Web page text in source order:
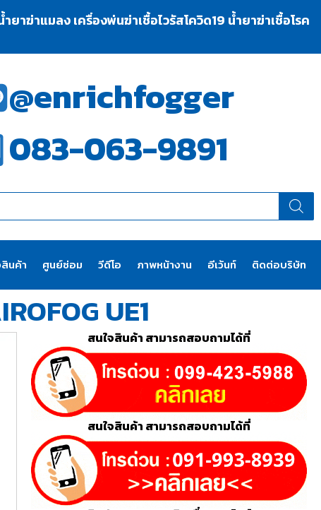
ฆ่าแมลง เครื่องพ่นฆ่าเชื้อไวรัสโควิด19 น้ำยาฆ่าเชื้อโรค
@enrichfogger
083-063-9891
นค้า ศูนย์ซ่อม วีดีโอ ภาพหน้างาน อีเว้นท์ ติดต่อบริษัท
UE1
สนใจสินค้า สามารถสอบถามได้ที่
สนใจสินค้า สามารถสอบถามได้ที่